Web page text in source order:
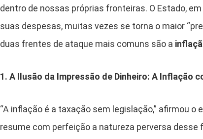
dentro de nossas próprias fronteiras. O Estado,
suas despesas, muitas vezes se torna o maior
duas frentes de ataque mais comuns são a
1. A Ilusão da Impressão de Dinheiro: A Inflação
“A inflação é a taxação sem legislação,” afirmou o
resume com perfeição a natureza perversa